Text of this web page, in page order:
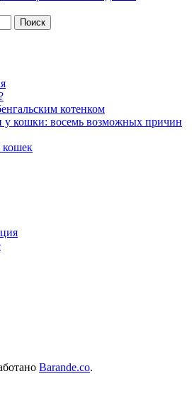
котенком
у кошки: восемь возможных причин
кошек
Barande.co.